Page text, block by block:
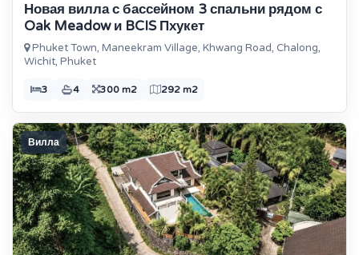
Новая вилла с бассейном 3 спальни рядом с
Oak Meadow и BCIS Пхукет
Phuket Town, Maneekram Village, Khwang Road, Chalong,
Wichit, Phuket
3 4 300 m2 292 m2
Вилла